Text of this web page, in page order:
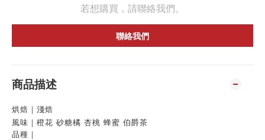
若想購買，請聯絡我們。
聯絡我們
商品描述
烘焙 ｜ 淺焙
風味 ｜ 橙花 砂糖橘 杏桃 蜂蜜 伯爵茶
品種 ｜